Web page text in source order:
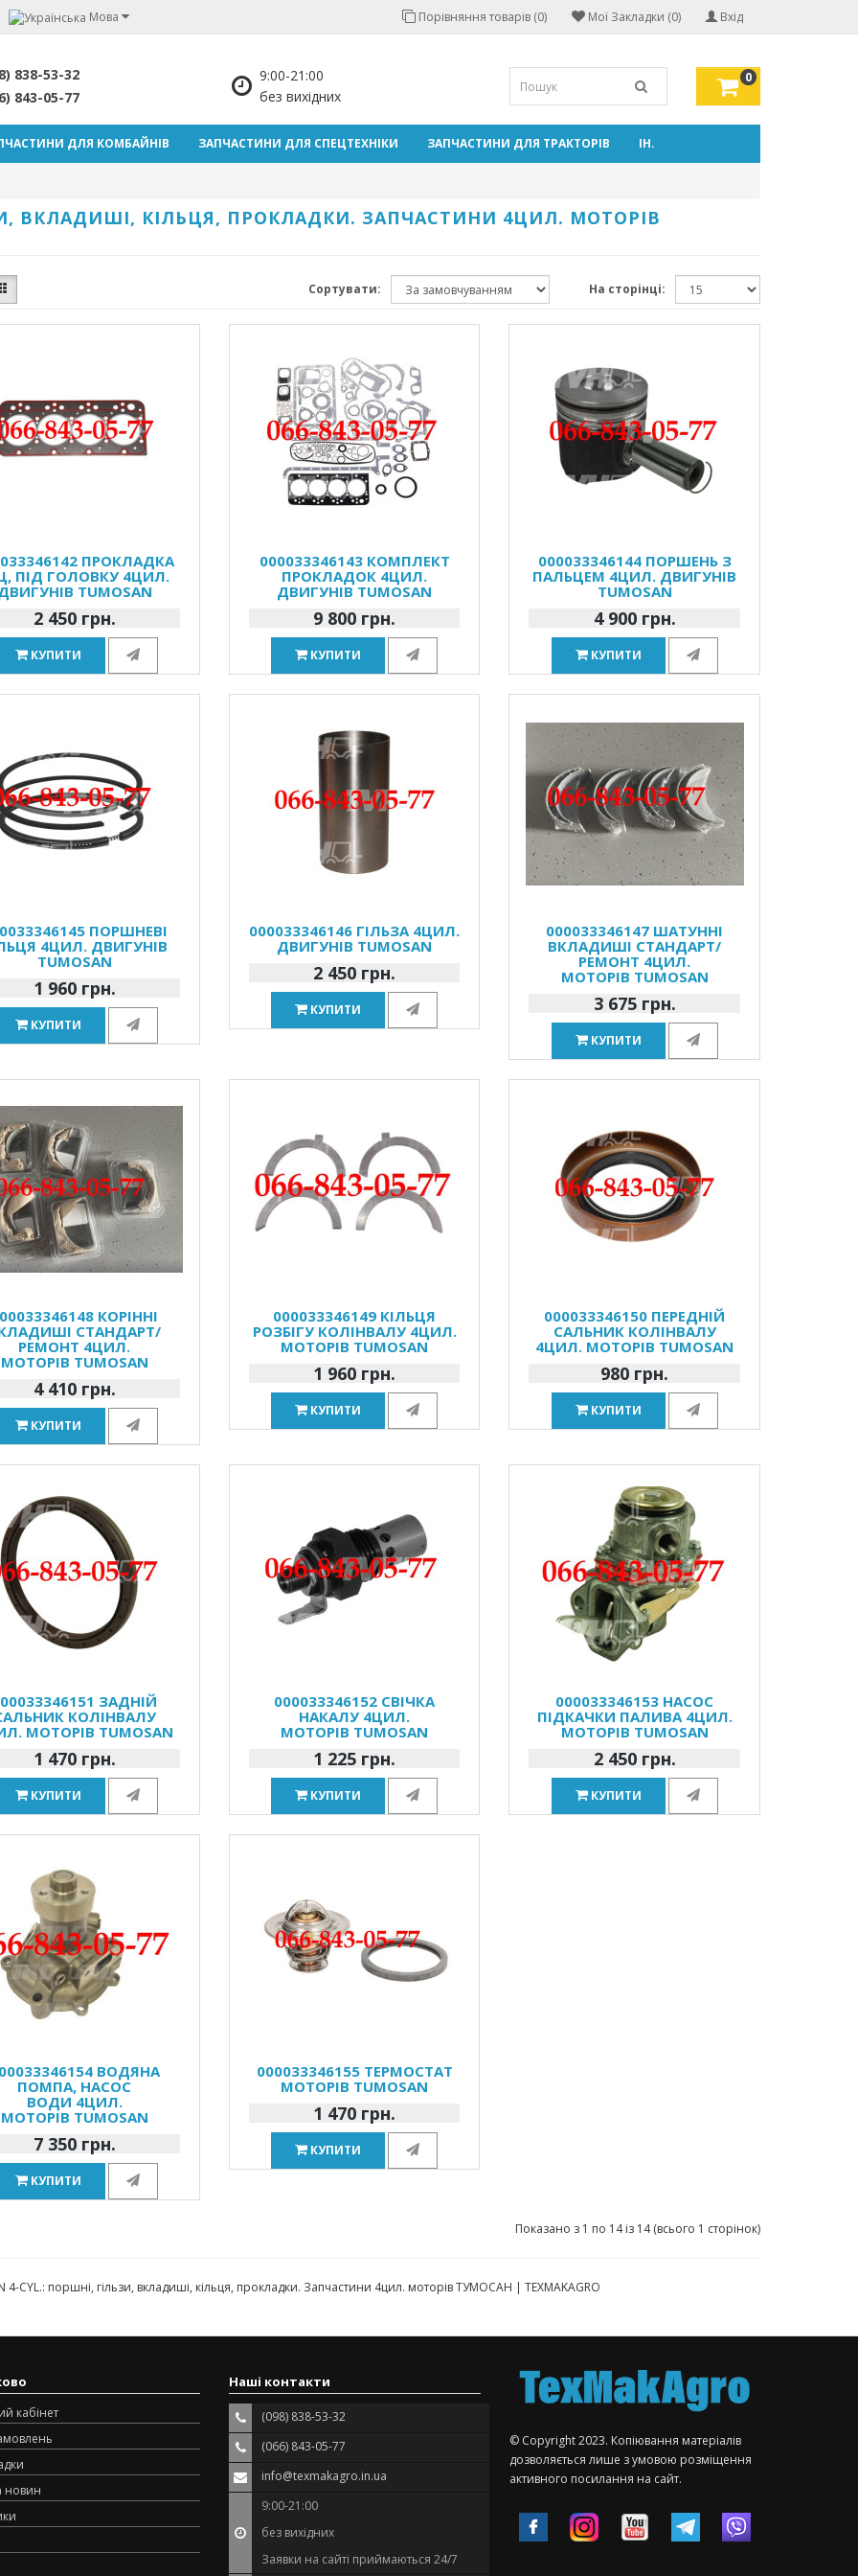
Мова Вхід
Мої Закладки (0)
Порівняння товарів (0)
838-53-32
843-05-77
9:00-21:00
без вихідних
0
ДЛЯ КОМБАЙНІВ ЗАПЧАСТИНИ ДЛЯ СПЕЦТЕХНІКИ ЗАПЧАСТИНИ ДЛЯ ТРАКТОРІВ ІН.
ВКЛАДИШІ, КІЛЬЦЯ, ПРОКЛАДКИ. ЗАПЧАСТИНИ 4ЦИЛ. МОТОРІВ
Сортувати: На сторінці:
ПРОКЛАДКА
ПІД ГОЛОВКУ 4ЦИЛ.
TUMOSAN
2 450 грн.
КУПИТИ
000033346143 КОМПЛЕКТ
ПРОКЛАДОК 4ЦИЛ.
ДВИГУНІВ TUMOSAN
9 800 грн.
КУПИТИ
000033346144 ПОРШЕНЬ З
ПАЛЬЦЕМ 4ЦИЛ. ДВИГУНІВ
TUMOSAN
4 900 грн.
КУПИТИ
ПОРШНЕВІ
4ЦИЛ. ДВИГУНІВ
TUMOSAN
1 960 грн.
КУПИТИ
000033346146 ГІЛЬЗА 4ЦИЛ.
ДВИГУНІВ TUMOSAN
2 450 грн.
КУПИТИ
000033346147 ШАТУННІ
ВКЛАДИШІ СТАНДАРТ/
РЕМОНТ 4ЦИЛ.
МОТОРІВ TUMOSAN
3 675 грн.
КУПИТИ
КОРІННІ
СТАНДАРТ/
РЕМОНТ 4ЦИЛ.
МОТОРІВ TUMOSAN
4 410 грн.
КУПИТИ
000033346149 КІЛЬЦЯ
РОЗБІГУ КОЛІНВАЛУ 4ЦИЛ.
МОТОРІВ TUMOSAN
1 960 грн.
КУПИТИ
000033346150 ПЕРЕДНІЙ
САЛЬНИК КОЛІНВАЛУ
4ЦИЛ. МОТОРІВ TUMOSAN
980 грн.
КУПИТИ
ЗАДНІЙ
КОЛІНВАЛУ
МОТОРІВ TUMOSAN
1 470 грн.
КУПИТИ
000033346152 СВІЧКА
НАКАЛУ 4ЦИЛ.
МОТОРІВ TUMOSAN
1 225 грн.
КУПИТИ
000033346153 НАСОС
ПІДКАЧКИ ПАЛИВА 4ЦИЛ.
МОТОРІВ TUMOSAN
2 450 грн.
КУПИТИ
ВОДЯНА
ПОМПА, НАСОС
ВОДИ 4ЦИЛ.
МОТОРІВ TUMOSAN
7 350 грн.
КУПИТИ
000033346155 ТЕРМОСТАТ
МОТОРІВ TUMOSAN
1 470 грн.
КУПИТИ
Показано з 1 по 14 із 14 (всього 1 сторінок)
4-CYL.: поршні, гільзи, вкладиші, кільця, прокладки. Запчастини 4цил. моторів ТУМОСАН | TEXMAKAGRO
кабінет
новин
Наші контакти
(098) 838-53-32
(066) 843-05-77
info@texmakagro.in.ua
9:00-21:00
без вихідних
Заявки на сайті приймаються 24/7
© Copyright 2023. Копіювання матеріалів
дозволяється лише з умовою розміщення
активного посилання на сайт.